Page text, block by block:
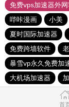
免费vps加速器外
哔咔漫画
小美
夏时国际加速器
免费跨墙软件
暴雪vp永久免费加
大机场加速器
首